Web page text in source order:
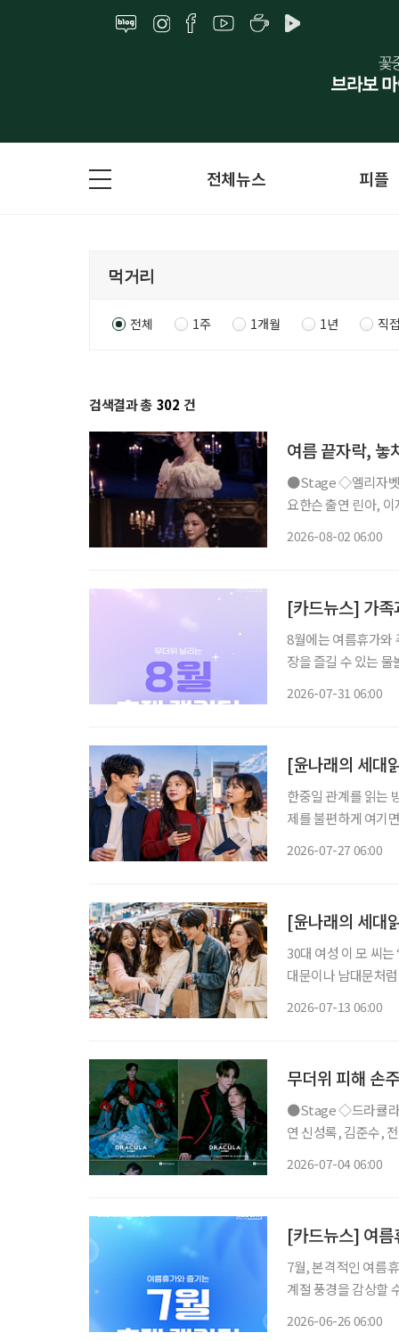
전체뉴스 피플
전체 1주 1개월 1년 직
검색결과 총 302 건
여름 끝자락, 놓
●Stage ◇엘리자벳 일정 8월 16일 ~ 11월 15일 장소 블루스퀘어 우리은행홀 연출 로버트
요한슨 출연 린아, 이
2026-08-02 06:00
[카드뉴스] 가
8월에는 여름휴가와
장을 즐길 수 있는
2026-07-31 06:00
[윤나래의 세대
한중일 관계를 읽는
제를 불편하게 여기
2026-07-27 06:00
[윤나래의 세대
30대 여성 이 모 씨
대문이나 남대문처
2026-07-13 06:00
무더위 피해 손
●Stage ◇드라큘라 일정 7월 10일 ~ 10월 18일 장소 LG아트센터 서울 연출 데이빗 스완 출
연 신성록, 김준수,
2026-07-04 06:00
[카드뉴스] 여름
7월, 본격적인 여름
계절 풍경을 감상할
2026-06-26 06:00